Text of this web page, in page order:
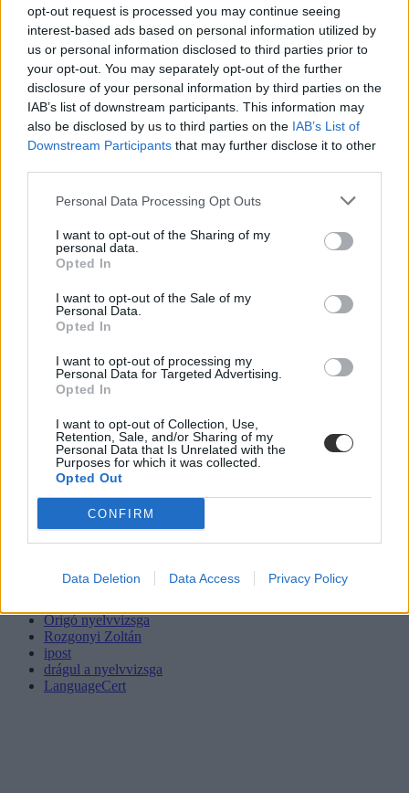
opt-out request is processed you may continue seeing
interest-based ads based on personal information utilized by
us or personal information disclosed to third parties prior to
your opt-out. You may separately opt-out of the further
disclosure of your personal information by third parties on the
IAB’s list of downstream participants. This information may
also be disclosed by us to third parties on the IAB’s List of
Downstream Participants that may further disclose it to other
Personal Data Processing Opt Outs
I want to opt-out of the Sharing of my
personal data.
Opted In
I want to opt-out of the Sale of my
Personal Data.
Opted In
I want to opt-out of processing my
Personal Data for Targeted Advertising.
Opted In
I want to opt-out of Collection, Use,
Retention, Sale, and/or Sharing of my
Personal Data that Is Unrelated with the
Purposes for which it was collected.
Opted Out
CONFIRM
Data Deletion Data Access Privacy Policy
euroexam
Origó nyelvvizsga
Rozgonyi Zoltán
ipost
drágul a nyelvvizsga
LanguageCert